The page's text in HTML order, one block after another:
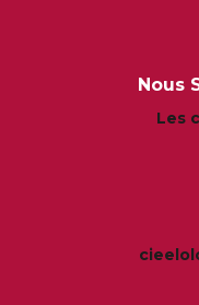
Nous
Les